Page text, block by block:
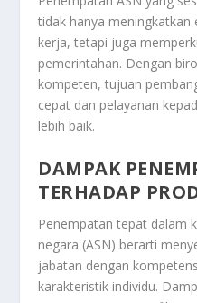
tidak hanya meningkatkan
kerja, tetapi juga
pemerintahan. Dengan
kompeten, tujuan
cepat dan pelayanan
lebih baik.
DAMPAK
TERHADAP
Penempatan tepat dalam
negara (ASN) berarti
jabatan dengan
karakteristik individu.